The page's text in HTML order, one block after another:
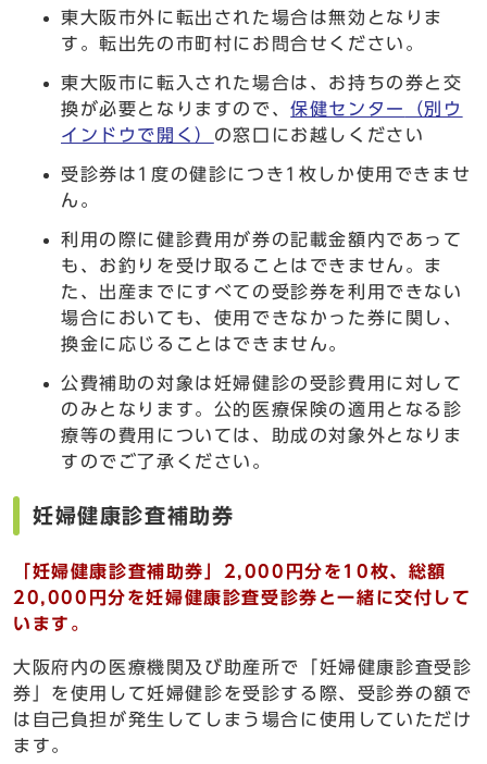
東大阪市外に転出された場合は無効となりま
す。転出先の市町村にお問合せください。
東大阪市に転入された場合は、お持ちの券と交
換が必要となりますので、保健センター
（別ウ
インドウで開く） の窓口にお越しください
受診券は1度の健診につき1枚しか使用できませ
ん。
利用の際に健診費用が券の記載金額内であって
も、お釣りを受け取ることはできません。ま
た、出産までにすべての受診券を利用できない
場合においても、使用できなかった券に関し、
換金に応じることはできません。
公費補助の対象は妊婦健診の受診費用に対して
のみとなります。公的医療保険の適用となる診
療等の費用については、助成の対象外となりま
すのでご了承ください。
妊婦健康診査補助券
「妊婦健康診査補助券」2,000円分を10枚、総額
20,000円分を妊婦健康診査受診券と一緒に交付して
います。
大阪府内の医療機関及び助産所で「妊婦健康診査受診
券」を使用して妊婦健診を受診する際、受診券の額で
は自己負担が発生してしまう場合に使用していただけ
ます。